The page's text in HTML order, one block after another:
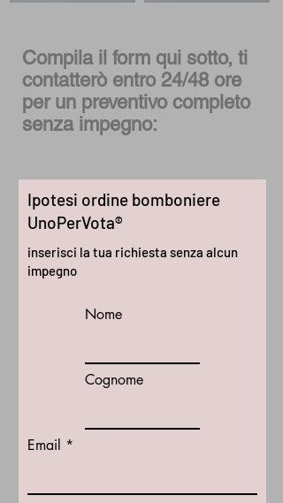
Compila il form qui sotto, ti
contatterò entro 24/48 ore
per un preventivo completo
senza impegno:
Ipotesi ordine bomboniere
UnoPerVota®
inserisci la tua richiesta senza alcun
impegno
Nome
Cognome
Email